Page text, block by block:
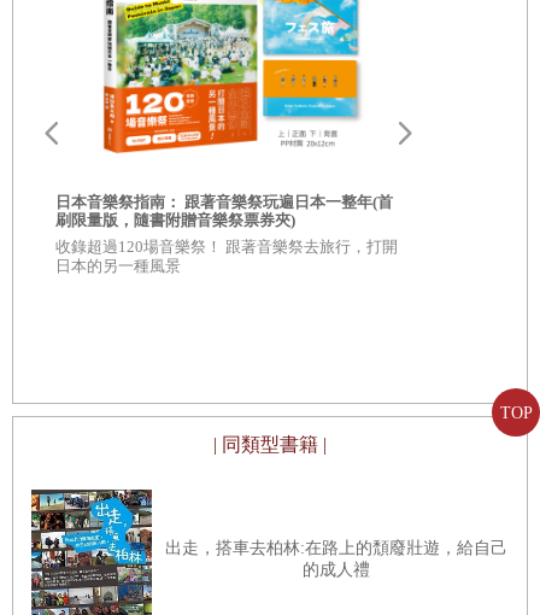
TOP
日本音樂祭指南： 跟著音樂祭玩遍日本一整年(首
刷限量版，隨書附贈音樂祭票券夾)
收錄超過120場音樂祭！ 跟著音樂祭去旅行，打開
日本的另一種風景
| 同類型書籍 |
出走，搭車去柏林:在路上的頹廢壯遊，給自己
的成人禮